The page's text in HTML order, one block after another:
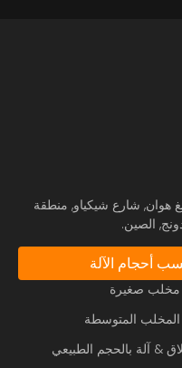
طريق دونغ هوان, شارع شيكياو, منطقة
الصين.
أحجام الآلة
صغيرة
المتوسطة
& آلة بالحجم الطبيعي